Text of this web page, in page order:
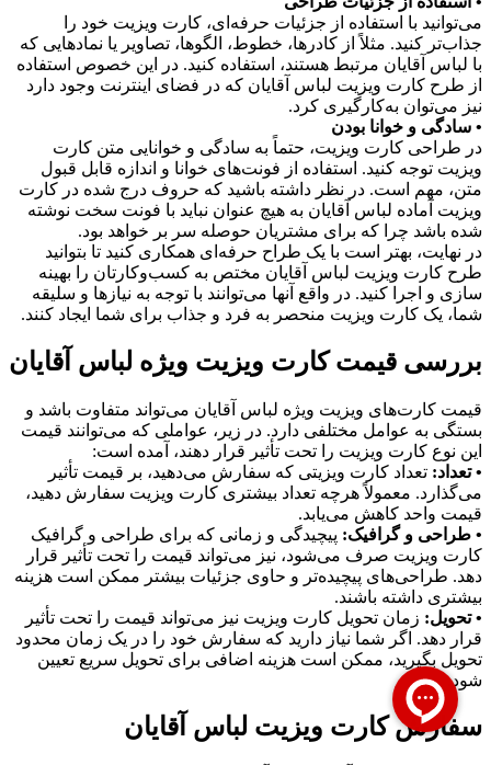
می‌توانید با استفاده از جزئیات حرفه‌ای، کارت ویزیت خود را
جذاب‌تر کنید. مثلاً از کادرها، خطوط، الگوها، تصاویر یا نمادهایی که
با لباس آقایان مرتبط هستند، استفاده کنید. در این خصوص استفاده
از طرح کارت ویزیت لباس آقایان که در فضای اینترنت وجود دارد
نیز می‌توان به‌کارگیری کرد.
• سادگی و خوانا بودن
در طراحی کارت ویزیت، حتماً به سادگی و خوانایی متن کارت
ویزیت توجه کنید. استفاده از فونت‌های خوانا و اندازه قابل قبول
متن، مهم است. در نظر داشته باشید که حروف درج شده در کارت
ویزیت آماده لباس آقایان به هیچ عنوان نباید با فونت سخت نوشته
شده باشد چرا که برای مشتریان حوصله سر بر خواهد بود.
در نهایت، بهتر است با یک طراح حرفه‌ای همکاری کنید تا بتوانید
طرح کارت ویزیت لباس آقایان مختص به کسب‌وکارتان را بهینه
سازی و اجرا کنید. در واقع آنها می‌توانند با توجه به نیازها و سلیقه
شما، یک کارت ویزیت منحصر به فرد و جذاب برای شما ایجاد کنند.
بررسی قیمت کارت ویزیت ویژه لباس آقایان
قیمت کارت‌های ویزیت ویژه لباس آقایان می‌تواند متفاوت باشد و
بستگی به عوامل مختلفی دارد. در زیر، عواملی که می‌توانند قیمت
این نوع کارت ویزیت را تحت تأثیر قرار دهند، آمده است:
• تعداد: تعداد کارت ویزیتی که سفارش می‌دهید، بر قیمت تأثیر
می‌گذارد. معمولاً هرچه تعداد بیشتری کارت ویزیت سفارش دهید،
قیمت واحد کاهش می‌یابد.
• طراحی و گرافیک: پیچیدگی و زمانی که برای طراحی و گرافیک
کارت ویزیت صرف می‌شود، نیز می‌تواند قیمت را تحت تأثیر قرار
دهد. طراحی‌های پیچیده‌تر و حاوی جزئیات بیشتر ممکن است هزینه
بیشتری داشته باشند.
• تحویل: زمان تحویل کارت ویزیت نیز می‌تواند قیمت را تحت تأثیر
قرار دهد. اگر شما نیاز دارید که سفارش خود را در یک زمان محدود
تحویل بگیرید، ممکن است هزینه اضافی برای تحویل سریع تعیین
شود.
سفارش کارت ویزیت لباس آقایان